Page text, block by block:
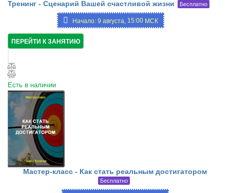
Тренинг - Сценарий Вашей счастливой жизни Бесплатно
Начало: 9 августа, 15:00МСК
ПЕРЕЙТИ К ЗАНЯТИЮ
Есть в наличии
Мастер-класс - Как стать реальным достигатором
Бесплатно